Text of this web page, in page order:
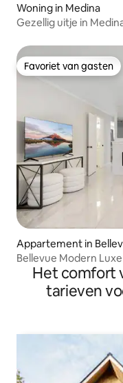
Woning in Medina
Gezellig uitje in
Favoriet van gasten
Favoriet van gasten
Appartement in
Bellevue Modern
Het comfort
tarieven